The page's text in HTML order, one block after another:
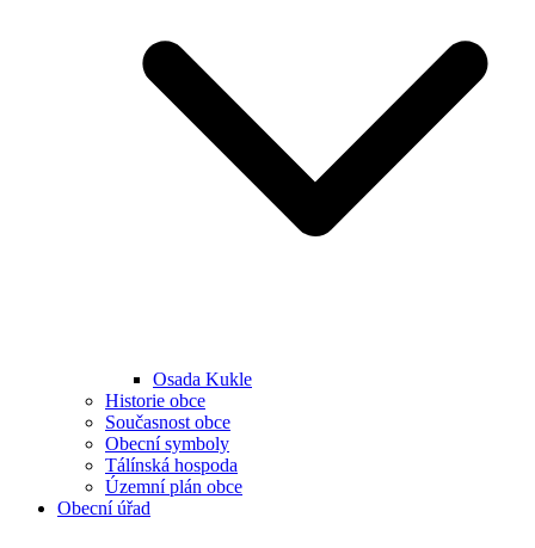
Osada Kukle
Historie obce
Současnost obce
Obecní symboly
Tálínská hospoda
Územní plán obce
Obecní úřad